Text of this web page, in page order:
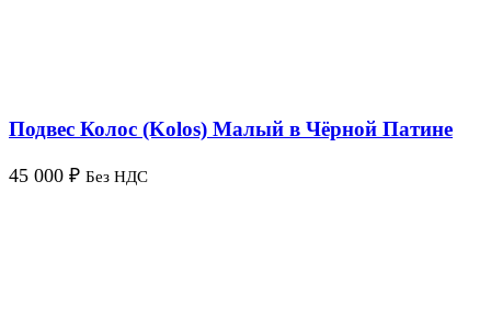
Подвес Колос (Kolos) Малый в Чёрной Патине
45 000 ₽ Без НДС